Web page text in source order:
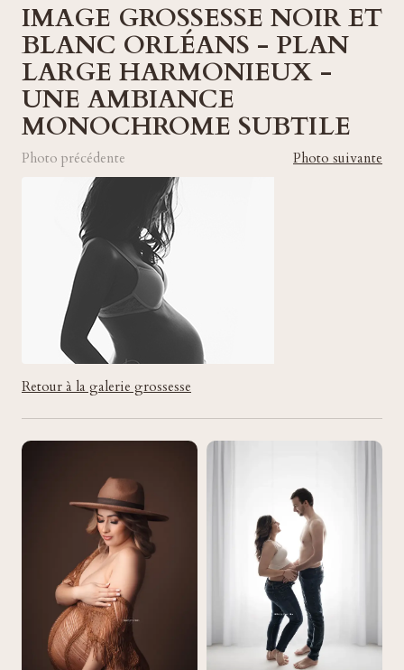
IMAGE GROSSESSE NOIR ET
BLANC ORLÉANS - PLAN
LARGE HARMONIEUX -
UNE AMBIANCE
MONOCHROME SUBTILE
Photo précédente Photo suivante
Retour à la galerie grossesse